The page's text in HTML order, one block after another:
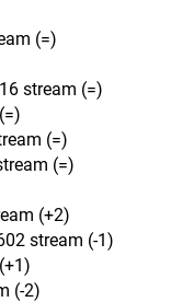
(=)
stream (=)
(=)
(=)
(+2)
stream (-1)
(-2)